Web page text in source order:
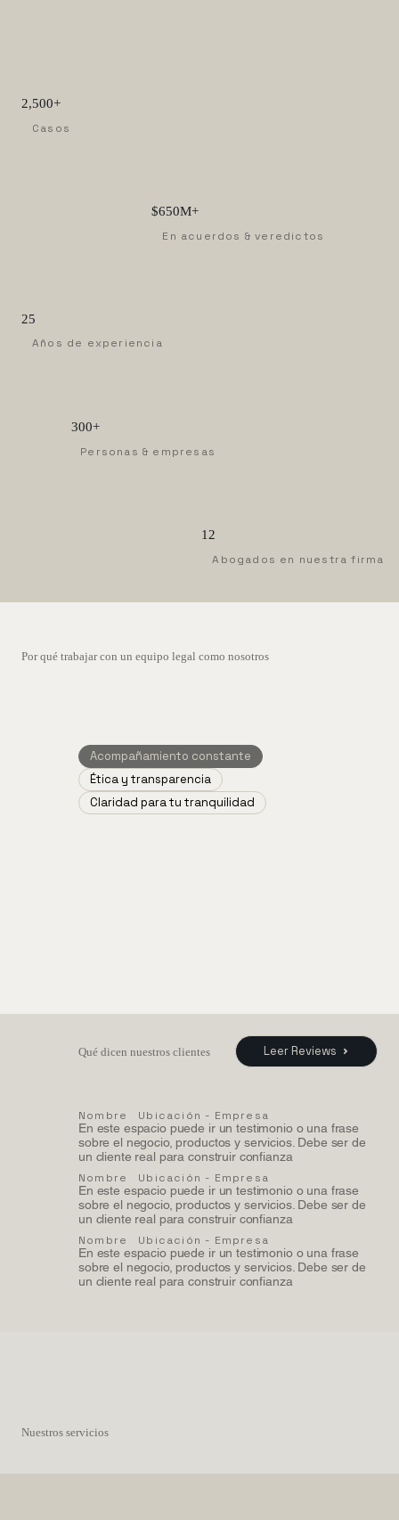
Casos
2,500+
En acuerdos & veredictos
$650M+
Años de experiencia
25
Personas & empresas
300+
Abogados en nuestra firma
12
Por qué trabajar con un equipo legal como nosotros
Acompañamiento constante
Ética y transparencia
Claridad para tu tranquilidad
Qué dicen nuestros clientes Leer Reviews
En este espacio puede ir un testimonio o una frase
sobre el negocio, productos y servicios. Debe ser de
un cliente real para construir confianza
Nombre Ubicación - Empresa
En este espacio puede ir un testimonio o una frase
sobre el negocio, productos y servicios. Debe ser de
un cliente real para construir confianza
Nombre Ubicación - Empresa
En este espacio puede ir un testimonio o una frase
sobre el negocio, productos y servicios. Debe ser de
un cliente real para construir confianza
Nombre Ubicación - Empresa
Nuestros servicios